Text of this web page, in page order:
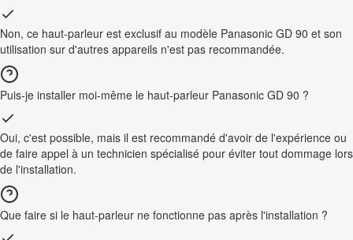
Non, ce haut-parleur est exclusif au modèle Panasonic GD 90 et son
utilisation sur d'autres appareils n'est pas recommandée.
Puis-je installer moi-même le haut-parleur Panasonic GD 90 ?
Oui, c'est possible, mais il est recommandé d'avoir de l'expérience ou
de faire appel à un technicien spécialisé pour éviter tout dommage lors
de l'installation.
Que faire si le haut-parleur ne fonctionne pas après l'installation ?